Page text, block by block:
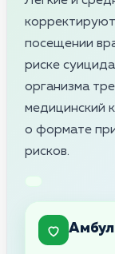
посещении
риске
организма
медицинский
о формате
рисков.